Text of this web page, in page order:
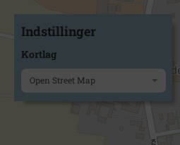
Indstillinger
Kortlag
Open Street Map